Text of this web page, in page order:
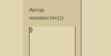
Автор
неизвестен)))
0